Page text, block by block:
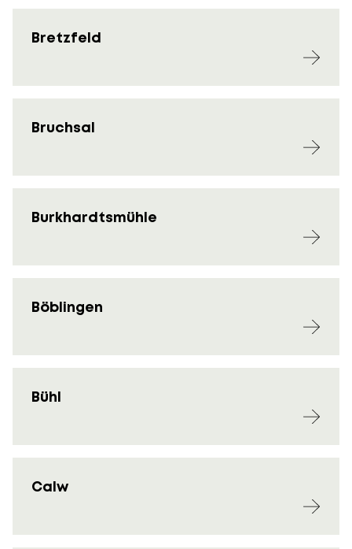
Bretzfeld
Bruchsal
Burkhardtsmühle
Böblingen
Bühl
Calw